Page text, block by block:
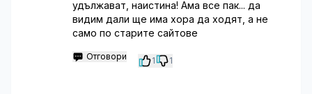
удължават, наистина! Ама все пак... да
видим дали ще има хора да ходят, а не
само по старите сайтове
Отговори 1 1